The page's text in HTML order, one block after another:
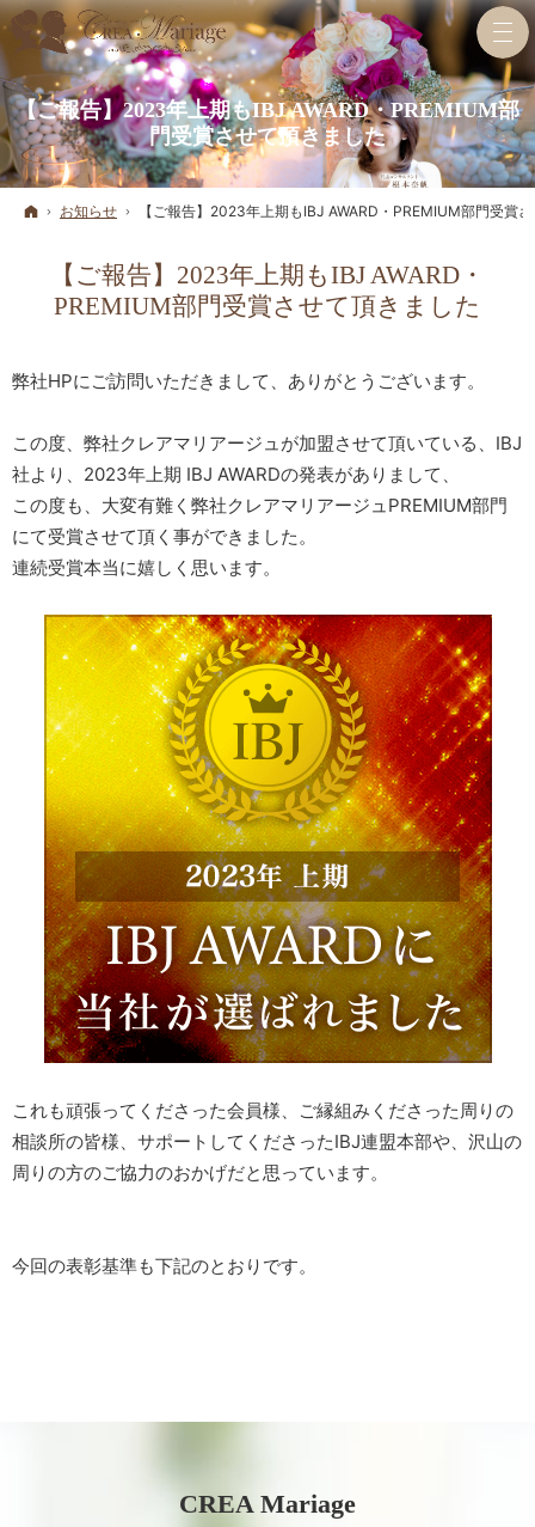
【ご報告】2023年上期もIBJ AWARD・PREMIUM部
門受賞させて頂きました
ホーム
お知らせ 【ご報告】2023年上期もIBJ AWARD・PREMIUM部門受賞
【ご報告】2023年上期もIBJ AWARD・
PREMIUM部門受賞させて頂きました
弊社HPにご訪問いただきまして、ありがとうございます。
この度、弊社クレアマリアージュが加盟させて頂いている、IBJ
社より、2023年上期 IBJ AWARDの発表がありまして、
この度も、大変有難く弊社クレアマリアージュPREMIUM部門
にて受賞させて頂く事ができました。
連続受賞本当に嬉しく思います。
これも頑張ってくださった会員様、ご縁組みくださった周りの
相談所の皆様、サポートしてくださったIBJ連盟本部や、沢山の
周りの方のご協力のおかげだと思っています。
今回の表彰基準も下記のとおりです。
CREA Mariage